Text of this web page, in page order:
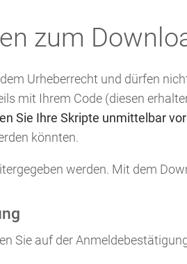
zum
Urheberrecht und dürfen
mit Ihrem Code (diesen
Sie Ihre Skripte unmittelbar
könnten.
werden. Mit dem
Sie auf der